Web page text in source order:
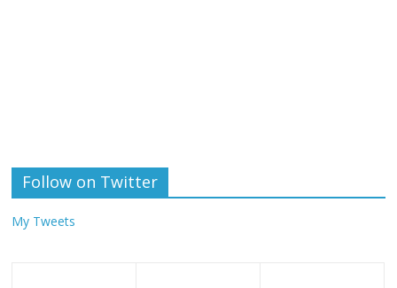
Follow on Twitter
My Tweets